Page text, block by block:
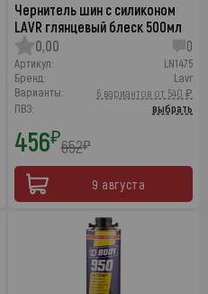
Чернитель шин с силиконом
LAVR глянцевый блеск 500мл
0,00
0
Артикул:
LN1475
Бренд:
Lavr
Варианты:
6 вариантов от 540 ₽
ПВЗ:
выбрать
456₽652₽
9 августа